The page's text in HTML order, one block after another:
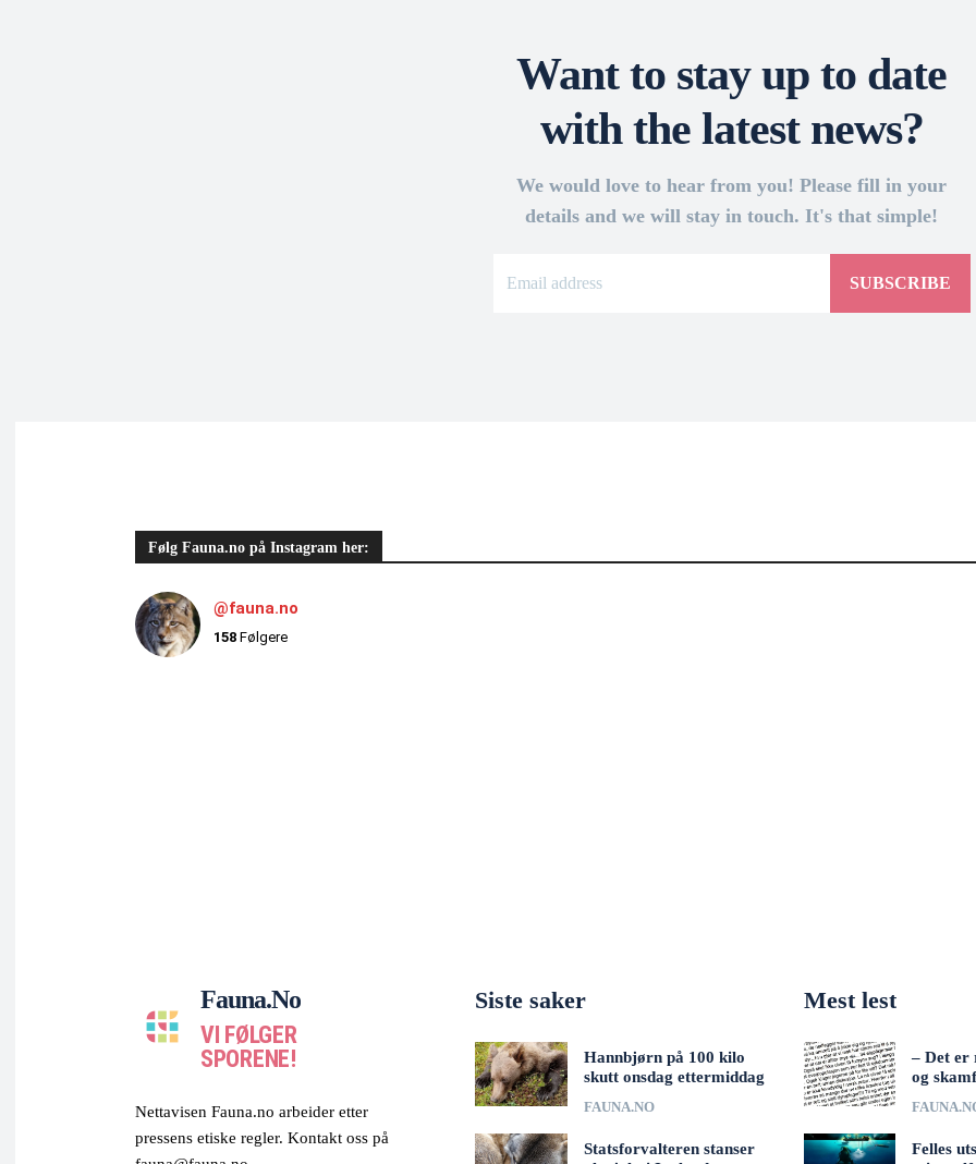
Want to stay up to date
with the latest news?
We would love to hear from you! Please fill in your
details and we will stay in touch. It's that simple!
SUBSCRIBE
Følg Fauna.no på Instagram her:
@fauna.no
158 Følgere
Fauna.no
VI FØLGER
SPORENE!
Nettavisen Fauna.no arbeider etter
pressens etiske regler. Kontakt oss på
Siste saker
Hannbjørn på 100 kilo
skutt onsdag ettermiddag
FAUNA.NO
Statsforvalteren stanser
Mest lest
– Det er
og
Felles